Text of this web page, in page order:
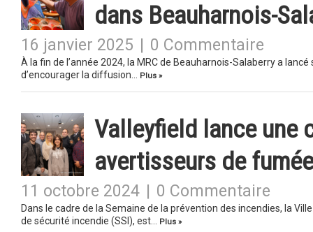
dans Beauharnois-
16 janvier 2025 0 Commentaire
À la fin de l’année 2024, la MRC de Beauharnois-Salaberry a
d’encourager la diffusion…
Plus »
Valleyfield lance une
avertisseurs de fumée
11 octobre 2024 0 Commentaire
Dans le cadre de la Semaine de la prévention des incendies, la
de sécurité incendie (SSI), est…
Plus »